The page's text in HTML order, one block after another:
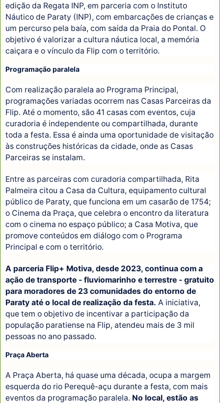
edição da Regata INP, em parceria com o Instituto
Náutico de Paraty (INP), com embarcações de crianças e
um percurso pela baía, com saída da Praia do Pontal. O
objetivo é valorizar a cultura náutica local, a memória
caiçara e o vínculo da Flip com o território.
Programação paralela
Com realização paralela ao Programa Principal,
programações variadas ocorrem nas Casas Parceiras da
Flip. Até o momento, são 41 casas com eventos, cuja
curadoria é independente ou compartilhada, durante
toda a festa. Essa é ainda uma oportunidade de visitação
às construções históricas da cidade, onde as Casas
Parceiras se instalam.
Entre as parceiras com curadoria compartilhada, Rita
Palmeira citou a Casa da Cultura, equipamento cultural
público de Paraty, que funciona em um casarão de 1754;
o Cinema da Praça, que celebra o encontro da literatura
com o cinema no espaço público; a Casa Motiva, que
promove conteúdos em diálogo com o Programa
Principal e com o território.
A parceria Flip+ Motiva, desde 2023, continua com a
ação de transporte - fluviomarinho e terrestre - gratuito
para moradores de 23 comunidades do entorno de
Paraty até o local de realização da festa. A iniciativa,
que tem o objetivo de incentivar a participação da
população paratiense na Flip, atendeu mais de 3 mil
pessoas no ano passado.
Praça Aberta
A Praça Aberta, há quase uma década, ocupa a margem
esquerda do rio Perequê-açu durante a festa, com mais
eventos da programação paralela. No local, estão as